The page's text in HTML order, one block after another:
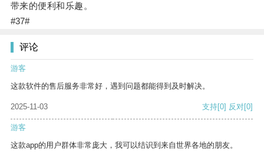
带来的便利和乐趣。
#37#
评论
游客
这款软件的售后服务非常好，遇到问题都能得到及时解决。
2025-11-03 支持[0] 反对[0]
游客
这款app的用户群体非常庞大，我可以结识到来自世界各地的朋友。